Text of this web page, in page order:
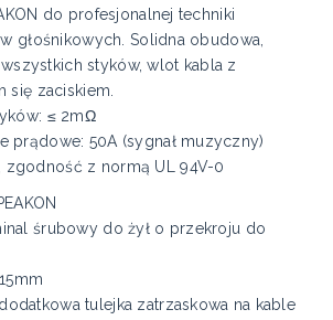
do profesjonalnej techniki
głośnikowych. Solidna obudowa,
styków, wlot kabla z
się zaciskiem.
≤ 2mΩ
prądowe: 50A (sygnał muzyczny)
zgodność z normą UL 94V-0
śrubowy do żył o przekroju do
tulejka zatrzaskowa na kable